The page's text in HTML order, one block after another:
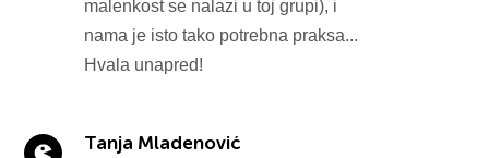
malenkost se nalazi u toj grupi), i
nama je isto tako potrebna praksa...
Hvala unapred!
Tanja Mladenović